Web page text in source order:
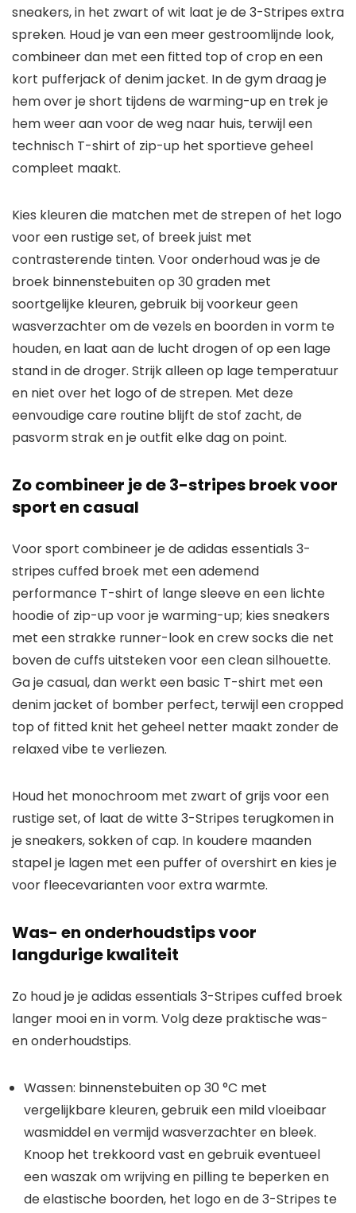
sneakers, in het zwart of wit laat je de 3-Stripes extra
spreken. Houd je van een meer gestroomlijnde look,
combineer dan met een fitted top of crop en een
kort pufferjack of denim jacket. In de gym draag je
hem over je short tijdens de warming-up en trek je
hem weer aan voor de weg naar huis, terwijl een
technisch T-shirt of zip-up het sportieve geheel
compleet maakt.
Kies kleuren die matchen met de strepen of het logo
voor een rustige set, of breek juist met
contrasterende tinten. Voor onderhoud was je de
broek binnenstebuiten op 30 graden met
soortgelijke kleuren, gebruik bij voorkeur geen
wasverzachter om de vezels en boorden in vorm te
houden, en laat aan de lucht drogen of op een lage
stand in de droger. Strijk alleen op lage temperatuur
en niet over het logo of de strepen. Met deze
eenvoudige care routine blijft de stof zacht, de
pasvorm strak en je outfit elke dag on point.
Zo combineer je de 3-stripes broek voor
sport en casual
Voor sport combineer je de adidas essentials 3-
stripes cuffed broek met een ademend
performance T-shirt of lange sleeve en een lichte
hoodie of zip-up voor je warming-up; kies sneakers
met een strakke runner-look en crew socks die net
boven de cuffs uitsteken voor een clean silhouette.
Ga je casual, dan werkt een basic T-shirt met een
denim jacket of bomber perfect, terwijl een cropped
top of fitted knit het geheel netter maakt zonder de
relaxed vibe te verliezen.
Houd het monochroom met zwart of grijs voor een
rustige set, of laat de witte 3-Stripes terugkomen in
je sneakers, sokken of cap. In koudere maanden
stapel je lagen met een puffer of overshirt en kies je
voor fleecevarianten voor extra warmte.
Was- en onderhoudstips voor
langdurige kwaliteit
Zo houd je je adidas essentials 3-Stripes cuffed broek
langer mooi en in vorm. Volg deze praktische was-
en onderhoudstips.
Wassen: binnenstebuiten op 30 °C met
vergelijkbare kleuren, gebruik een mild vloeibaar
wasmiddel en vermijd wasverzachter en bleek.
Knoop het trekkoord vast en gebruik eventueel
een waszak om wrijving en pilling te beperken en
de elastische boorden, het logo en de 3-Stripes te